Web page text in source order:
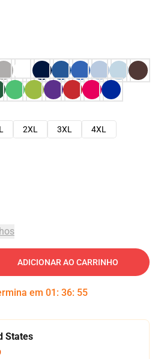
2XL 3XL
4XL
ADICIONAR AO CARRINHO
em 01 : 36: 54
States